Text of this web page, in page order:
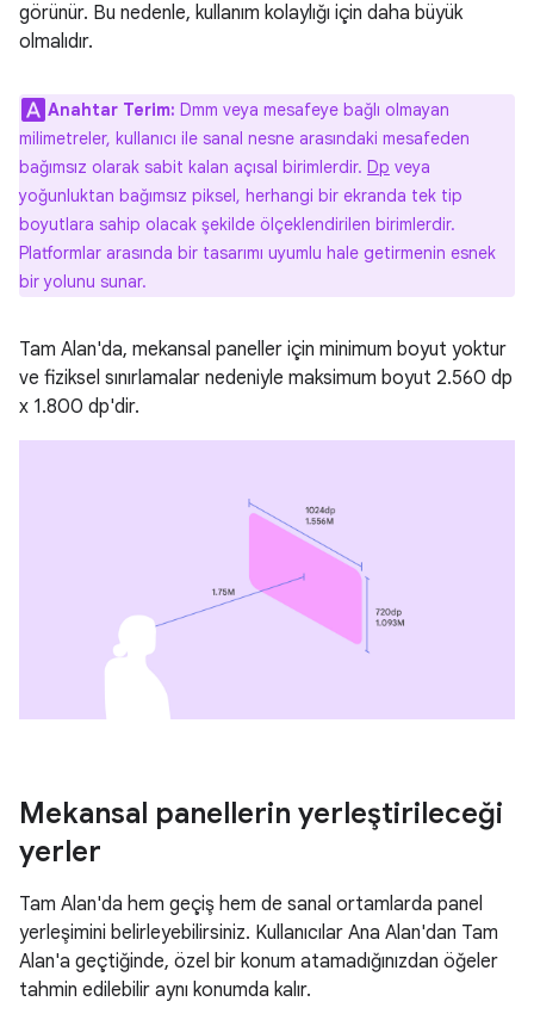
görünür. Bu nedenle, kullanım kolaylığı için daha büyük
olmalıdır.
Anahtar Terim: Dmm veya mesafeye bağlı olmayan
milimetreler, kullanıcı ile sanal nesne arasındaki mesafeden
bağımsız olarak sabit kalan açısal birimlerdir. Dp veya
yoğunluktan bağımsız piksel, herhangi bir ekranda tek tip
boyutlara sahip olacak şekilde ölçeklendirilen birimlerdir.
Platformlar arasında bir tasarımı uyumlu hale getirmenin esnek
bir yolunu sunar.
Tam Alan'da, mekansal paneller için minimum boyut yoktur
ve fiziksel sınırlamalar nedeniyle maksimum boyut 2.560 dp
x 1.800 dp'dir.
Mekansal panellerin yerleştirileceği
yerler
Tam Alan'da hem geçiş hem de sanal ortamlarda panel
yerleşimini belirleyebilirsiniz. Kullanıcılar Ana Alan'dan Tam
Alan'a geçtiğinde, özel bir konum atamadığınızdan öğeler
tahmin edilebilir aynı konumda kalır.